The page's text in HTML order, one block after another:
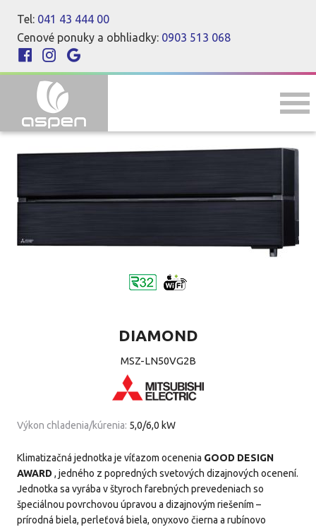
Tel: 041 43 444 00
Cenové ponuky a obhliadky: 0903 513 068
DIAMOND
MSZ-LN50VG2B
Výkon chladenia/kúrenia: 5,0/6,0 kW
Klimatizačná jednotka je víťazom ocenenia GOOD DESIGN
AWARD , jedného z popredných svetových dizajnových ocenení.
Jednotka sa vyrába v štyroch farebných prevedeniach so
špeciálnou povrchovou úpravou a dizajnovým riešením –
prírodná biela, perleťová biela, onyxovo čierna a rubínovo